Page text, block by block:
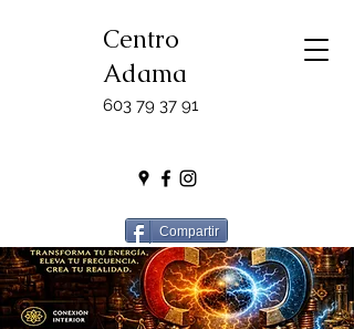
Centro
Adama
603 79 37 91
Compartir